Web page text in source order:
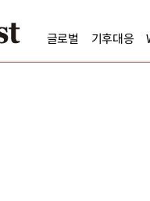
글로벌 기후대응